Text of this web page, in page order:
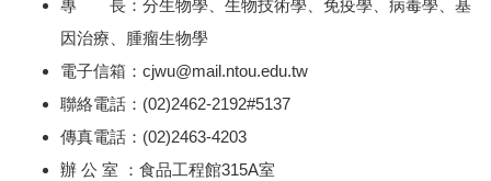
專 長：分生物學、生物技術學、免疫學、病毒學、基
因治療、腫瘤生物學
電子信箱：cjwu@mail.ntou.edu.tw
聯絡電話：(02)2462-2192#5137
傳真電話：(02)2463-4203
辦 公 室 ：食品工程館315A室